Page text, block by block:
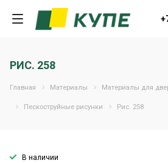
РИС. 258
Главная Материалы Материалы для
Пескоструйные рисунки Рис. 258
В наличии